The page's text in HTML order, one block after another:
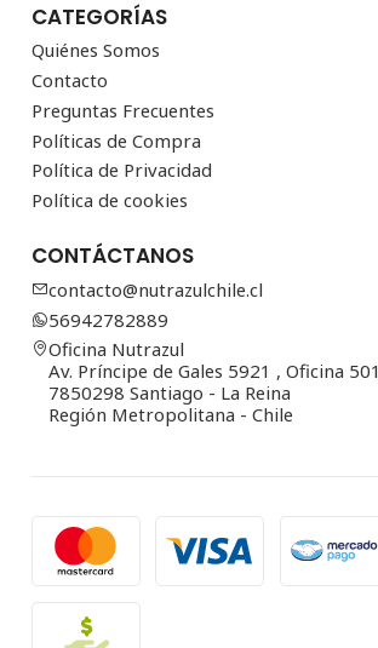
CATEGORÍAS
Quiénes Somos
Contacto
Preguntas Frecuentes
Políticas de Compra
Política de Privacidad
Política de cookies
CONTÁCTANOS
contacto@nutrazulchile.cl
56942782889
Oficina Nutrazul
Av. Príncipe de Gales 5921 , Oficina 501
7850298 Santiago - La Reina
Región Metropolitana - Chile